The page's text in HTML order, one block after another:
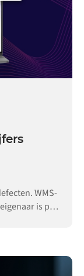
WMS-
is per